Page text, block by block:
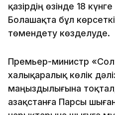
қазірдің өзінде 18
Болашақта бұл
төмендету көзделуде.
Премьер-министр
халықаралық көлік
маңыздылығына
Қазақстанға Парсы